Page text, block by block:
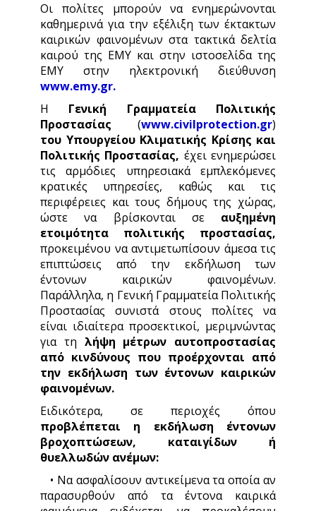
Οι πολίτες μπορούν να ενημερώνονται
καθημερινά για την εξέλιξη των έκτακτων
καιρικών φαινομένων στα τακτικά δελτία
καιρού της ΕΜΥ και στην ιστοσελίδα της
ΕΜΥ στην ηλεκτρονική διεύθυνση
www.emy.gr.
Η Γενική Γραμματεία Πολιτικής
Προστασίας (www.civilprotection.gr)
του Υπουργείου Κλιματικής Κρίσης και
Πολιτικής Προστασίας, έχει ενημερώσει
τις αρμόδιες υπηρεσιακά εμπλεκόμενες
κρατικές υπηρεσίες, καθώς και τις
περιφέρειες και τους δήμους της χώρας,
ώστε να βρίσκονται σε αυξημένη
ετοιμότητα πολιτικής προστασίας,
προκειμένου να αντιμετωπίσουν άμεσα τις
επιπτώσεις από την εκδήλωση των
έντονων καιρικών φαινομένων.
Παράλληλα, η Γενική Γραμματεία Πολιτικής
Προστασίας συνιστά στους πολίτες να
είναι ιδιαίτερα προσεκτικοί, μεριμνώντας
για τη λήψη μέτρων αυτοπροστασίας
από κινδύνους που προέρχονται από
την εκδήλωση των έντονων καιρικών
φαινομένων.
Ειδικότερα, σε περιοχές όπου
προβλέπεται η εκδήλωση έντονων
βροχοπτώσεων, καταιγίδων ή
θυελλωδών ανέμων:
• Να ασφαλίσουν αντικείμενα τα οποία αν
παρασυρθούν από τα έντονα καιρικά